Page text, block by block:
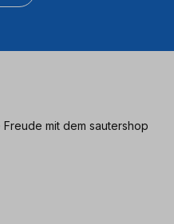
mit dem sautershop